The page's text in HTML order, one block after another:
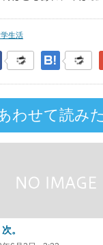
学生活
Facebook はてな
わせて読み
。